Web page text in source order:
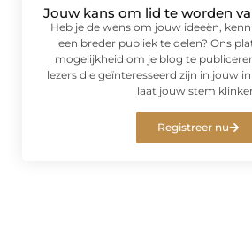
Jouw kans om lid te worden
Heb je de wens om jouw ideeën,
een breder publiek te delen? Ons
mogelijkheid om je blog te
lezers die geïnteresseerd zijn in jouw
laat jouw stem
Registreer nu